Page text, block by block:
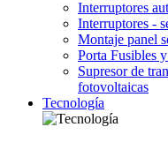
Interruptores
Interruptores -
Montaje panel
Porta Fusibles
Supresor de
fotovoltaicas
Tecnología